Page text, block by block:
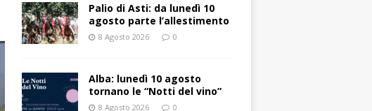
Palio di Asti: da lunedì 10
agosto parte l’allestimento
8 Agosto 2026 0
Alba: lunedì 10 agosto
tornano le “Notti del vino”
8 Agosto 2026 0